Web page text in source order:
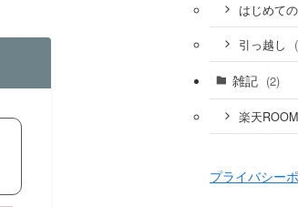
はじめて
引っ越し
雑記 (2)
楽天ROOM
プライバシー